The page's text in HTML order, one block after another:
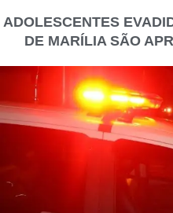
ADOLESCENTES
DE MARÍLIA SÃO